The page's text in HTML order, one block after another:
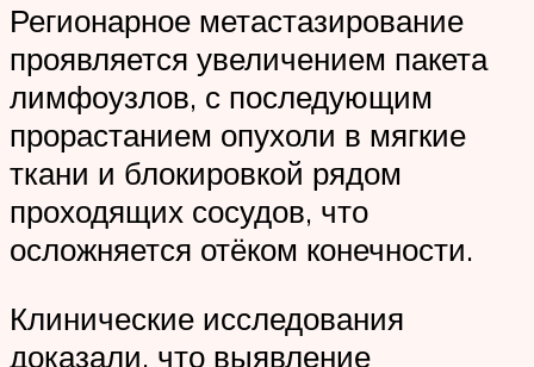
Регионарное метастазирование
проявляется увеличением пакета
лимфоузлов, с последующим
прорастанием опухоли в мягкие
ткани и блокировкой рядом
проходящих сосудов, что
осложняется отёком конечности.
Клинические исследования
доказали, что выявление